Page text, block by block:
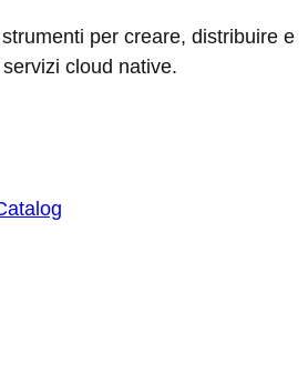
per creare, distribuire e
cloud native.